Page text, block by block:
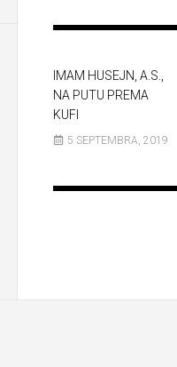
IMAM HUSEJN, A.S.,
NA PUTU PREMA
KUFI
5 SEPTEMBRA, 2019